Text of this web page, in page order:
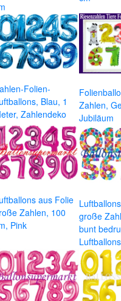
Folien-
Blau, 1
Zahlendeko
Zahlen,
Jubiläum
aus Folie
Zahlen, 100
Pink
große
bunt
Luftballons